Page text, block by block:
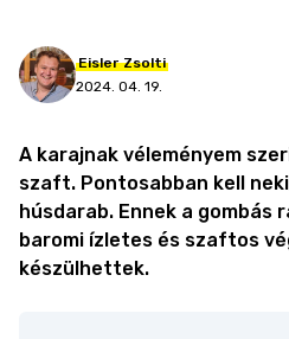
Eisler Zsolti
2024. 04. 19.
A karajnak véleményem
szaft. Pontosabban kell
húsdarab. Ennek a gombás
baromi ízletes és szaftos
készülhettek.